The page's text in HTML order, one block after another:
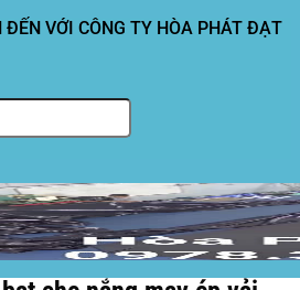
ĐẾN VỚI CÔNG TY HÒA PHÁT ĐẠT